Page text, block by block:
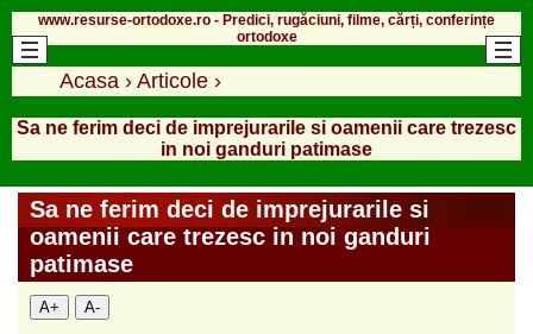
www.resurse-ortodoxe.ro - Predici, rugăciuni, filme, cărți, conferințe
ortodoxe
Acasa › Articole ›
Sa ne ferim deci de imprejurarile si oamenii care trezesc
in noi ganduri patimase
Sa ne ferim deci de imprejurarile si
oamenii care trezesc in noi ganduri
patimase
A+ A-